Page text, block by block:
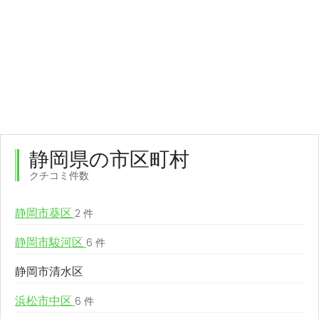
静岡県の市区町村
クチコミ件数
静岡市葵区 2 件
静岡市駿河区 6 件
静岡市清水区
浜松市中区 6 件